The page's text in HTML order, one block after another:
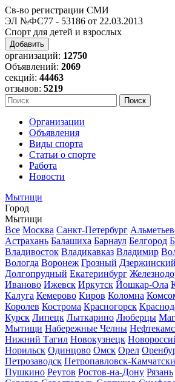
Св-во регистрации СМИ
ЭЛ №ФС77 - 53186 от 22.03.2013
Спорт для детей и взрослых
Добавить
организаций: 12750
Объявлений: 2069
секций: 44463
отзывов: 5219
Организации
Объявления
Виды спорта
Статьи о спорте
Работа
Новости
Мытищи
Город
Мытищи
Все Москва Санкт-Петербург
Астрахань Балашиха Барнаул Белгород
Владивосток Владикавказ Владимир
Вологда Воронеж Грозный Дзержинский
Долгопрудный Екатеринбург
Иваново Ижевск Иркутск Йошкар-Ола
Калуга Кемерово Киров Коломна
Королев Кострома Красногорск
Курск Липецк Лыткарино Люберцы
Мытищи Набережные Челны
Нижний Тагил Новокузнецк
Норильск Одинцово Омск Орел
Петрозаводск Петропавловск-
Пушкино Реутов Ростов-на-Дону Рязань